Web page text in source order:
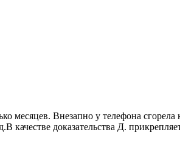
месяцев. Внезапно у телефона
качестве доказательства Д.